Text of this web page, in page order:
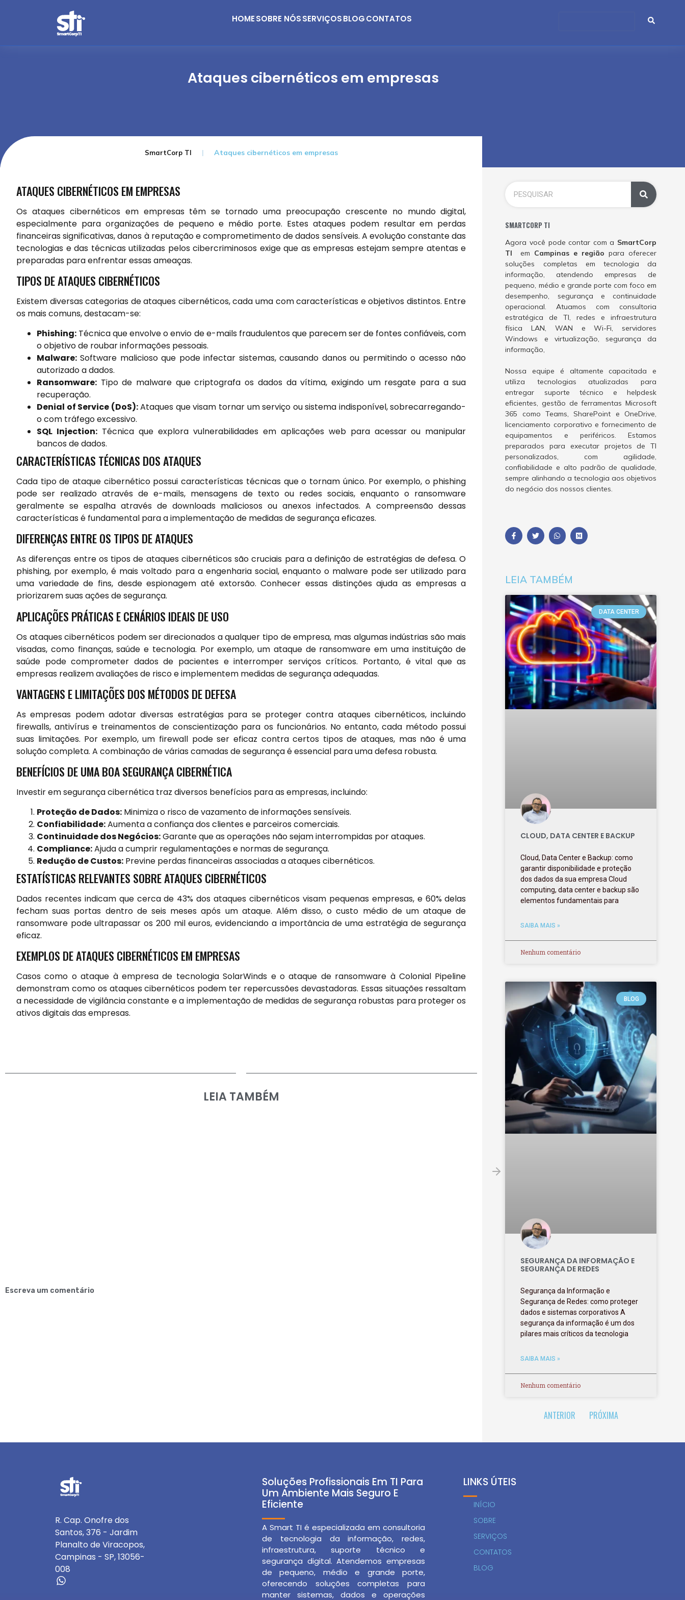
HOMESOBRE NÓSSERVIÇOSBLOGCONTATOS
Ataques cibernéticos em empresas
SmartCorp TI Ataques cibernéticos em empresas
ATAQUES CIBERNÉTICOS EM EMPRESAS
Os ataques cibernéticos em empresas têm se tornado uma preocupação crescente no mundo digital,
especialmente para organizações de pequeno e médio porte. Estes ataques podem resultar em perdas
financeiras significativas, danos à reputação e comprometimento de dados sensíveis. A evolução constante das
tecnologias e das técnicas utilizadas pelos cibercriminosos exige que as empresas estejam sempre atentas e
preparadas para enfrentar essas ameaças.
TIPOS DE ATAQUES CIBERNÉTICOS
Existem diversas categorias de ataques cibernéticos, cada uma com características e objetivos distintos. Entre
os mais comuns, destacam-se:
Phishing: Técnica que envolve o envio de e-mails fraudulentos que parecem ser de fontes confiáveis, com
o objetivo de roubar informações pessoais.
Malware: Software malicioso que pode infectar sistemas, causando danos ou permitindo o acesso não
autorizado a dados.
Ransomware: Tipo de malware que criptografa os dados da vítima, exigindo um resgate para a sua
recuperação.
Denial of Service (DoS):Ataques que visam tornar um serviço ou sistema indisponível, sobrecarregando-
o com tráfego excessivo.
SQL Injection:Técnica que explora vulnerabilidades em aplicações web para acessar ou manipular
bancos de dados.
CARACTERÍSTICAS TÉCNICAS DOS ATAQUES
Cada tipo de ataque cibernético possui características técnicas que o tornam único. Por exemplo, o phishing
pode ser realizado através de e-mails, mensagens de texto ou redes sociais, enquanto o ransomware
geralmente se espalha através de downloads maliciosos ou anexos infectados. A compreensão dessas
características é fundamental para a implementação de medidas de segurança eficazes.
DIFERENÇAS ENTRE OS TIPOS DE ATAQUES
As diferenças entre os tipos de ataques cibernéticos são cruciais para a definição de estratégias de defesa. O
phishing, por exemplo, é mais voltado para a engenharia social, enquanto o malware pode ser utilizado para
uma variedade de fins, desde espionagem até extorsão. Conhecer essas distinções ajuda as empresas a
priorizarem suas ações de segurança.
APLICAÇÕES PRÁTICAS E CENÁRIOS IDEAIS DE USO
Os ataques cibernéticos podem ser direcionados a qualquer tipo de empresa, mas algumas indústrias são mais
visadas, como finanças, saúde e tecnologia. Por exemplo, um ataque de ransomware em uma instituição de
saúde pode comprometer dados de pacientes e interromper serviços críticos. Portanto, é vital que as
empresas realizem avaliações de risco e implementem medidas de segurança adequadas.
VANTAGENS E LIMITAÇÕES DOS MÉTODOS DE DEFESA
As empresas podem adotar diversas estratégias para se proteger contra ataques cibernéticos, incluindo
firewalls, antivírus e treinamentos de conscientização para os funcionários. No entanto, cada método possui
suas limitações. Por exemplo, um firewall pode ser eficaz contra certos tipos de ataques, mas não é uma
solução completa. A combinação de várias camadas de segurança é essencial para uma defesa robusta.
BENEFÍCIOS DE UMA BOA SEGURANÇA CIBERNÉTICA
Investir em segurança cibernética traz diversos benefícios para as empresas, incluindo:
Proteção de Dados: Minimiza o risco de vazamento de informações sensíveis.
Confiabilidade:Aumenta a confiança dos clientes e parceiros comerciais.
Continuidade dos Negócios:Garante que as operações não sejam interrompidas por ataques.
Compliance:Ajuda a cumprir regulamentações e normas de segurança.
Redução de Custos: Previne perdas financeiras associadas a ataques cibernéticos.
ESTATÍSTICAS RELEVANTES SOBRE ATAQUES CIBERNÉTICOS
Dados recentes indicam que cerca de 43% dos ataques cibernéticos visam pequenas empresas, e 60% delas
fecham suas portas dentro de seis meses após um ataque. Além disso, o custo médio de um ataque de
ransomware pode ultrapassar os 200 mil euros, evidenciando a importância de uma estratégia de segurança
eficaz.
EXEMPLOS DE ATAQUES CIBERNÉTICOS EM EMPRESAS
Casos como o ataque à empresa de tecnologia SolarWinds e o ataque de ransomware à Colonial Pipeline
demonstram como os ataques cibernéticos podem ter repercussões devastadoras. Essas situações ressaltam
a necessidade de vigilância constante e a implementação de medidas de segurança robustas para proteger os
ativos digitais das empresas.
LEIA TAMBÉM
Escreva um comentário
SMARTCORP TI
Agora você pode contar com a SmartCorp
TI em Campinas e região para oferecer
soluções completas em tecnologia da
informação, atendendo empresas de
pequeno, médio e grande porte com foco em
desempenho, segurança e continuidade
operacional. Atuamos com consultoria
estratégica de TI, redes e infraestrutura
física LAN, WAN e Wi-Fi, servidores
Windows e virtualização, segurança da
informação,
Nossa equipe é altamente capacitada e
utiliza tecnologias atualizadas para
entregar suporte técnico e helpdesk
eficientes, gestão de ferramentas Microsoft
365 como Teams, SharePoint e OneDrive,
licenciamento corporativo e fornecimento de
equipamentos e periféricos. Estamos
preparados para executar projetos de TI
personalizados, com agilidade,
confiabilidade e alto padrão de qualidade,
sempre alinhando a tecnologia aos objetivos
do negócio dos nossos clientes.
LEIA TAMBÉM
DATA CENTER
CLOUD, DATA CENTER E BACKUP
Cloud, Data Center e Backup: como
garantir disponibilidade e proteção
dos dados da sua empresa Cloud
computing, data center e backup são
elementos fundamentais para
SAIBA MAIS »
Nenhum comentário
BLOG
SEGURANÇA DA INFORMAÇÃO E
SEGURANÇA DE REDES
Segurança da Informação e
Segurança de Redes: como proteger
dados e sistemas corporativos A
segurança da informação é um dos
pilares mais críticos da tecnologia
SAIBA MAIS »
Nenhum comentário
ANTERIOR PRÓXIMA
R. Cap. Onofre dos
Santos, 376 - Jardim
Planalto de Viracopos,
Campinas - SP, 13056-
008
Soluções Profissionais Em TI Para
Um Ambiente Mais Seguro E
Eficiente
A Smart TI é especializada em consultoria
de tecnologia da informação, redes,
infraestrutura, suporte técnico e
segurança digital. Atendemos empresas
de pequeno, médio e grande porte,
oferecendo soluções completas para
manter sistemas, dados e operações
LINKS ÚTEIS
INÍCIO
SOBRE
SERVIÇOS
CONTATOS
BLOG